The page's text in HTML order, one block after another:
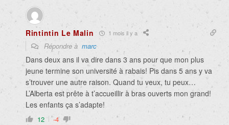
Rintintin Le Malin 1 mois il y a
Répondre à marc
Dans deux ans il va dire dans 3 ans pour que mon plus
jeune termine son université à rabais! Pis dans 5 ans y va
s’trouver une autre raison. Quand tu veux, tu peux…
L’Alberta est prête à t’accueillir à bras ouverts mon grand!
Les enfants ça s’adapte!
12 -4